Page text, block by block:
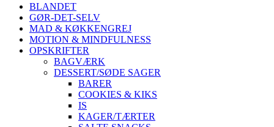
BLANDET
GØR-DET-SELV
MAD & KØKKENGREJ
MOTION & MINDFULNESS
OPSKRIFTER
BAGVÆRK
DESSERT/SØDE SAGER
BARER
COOKIES & KIKS
IS
KAGER/TÆRTER